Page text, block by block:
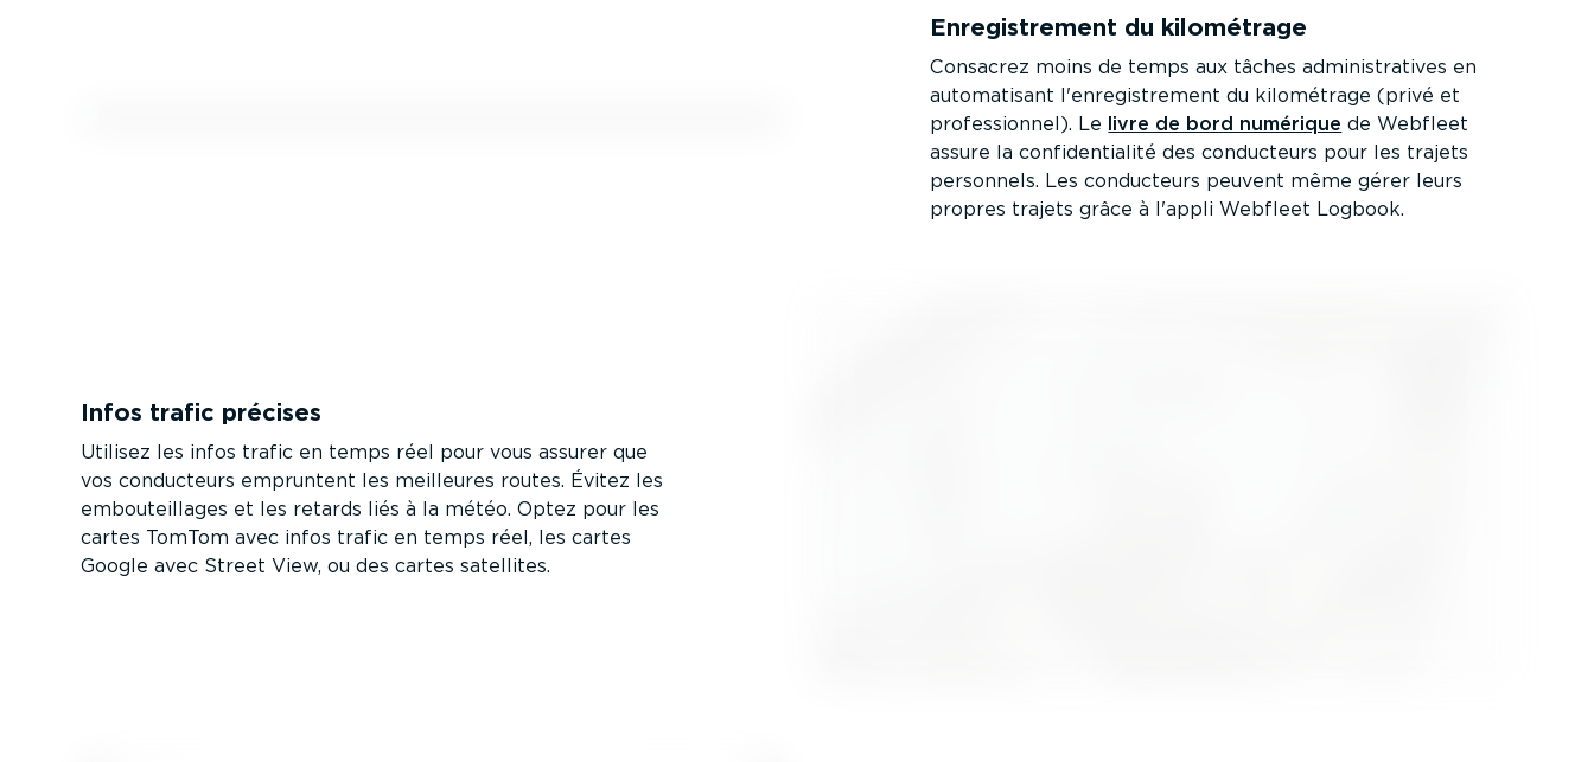
Enregis­trement du kilométrage
Consacrez moins de temps aux tâches adminis­tra­tives en
automa­tisant l'enregis­trement du kilométrage (privé et
profes­sionnel). Le livre de bord numérique de Webfleet
assure la confi­den­tialité des conducteurs pour les trajets
personnels. Les conducteurs peuvent même gérer leurs
propres trajets grâce à l'appli Webfleet Logbook.
Infos trafic précises
Utilisez les infos trafic en temps réel pour vous assurer que
vos conducteurs empruntent les meilleures routes. Évitez les
embou­teillages et les retards liés à la météo. Optez pour les
cartes TomTom avec infos trafic en temps réel, les cartes
Google avec Street View, ou des cartes satellites.